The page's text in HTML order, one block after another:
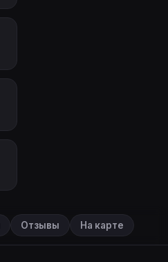
Отзывы На карте